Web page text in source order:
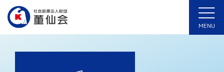
MENU
ホーム>田鶴浜診療所